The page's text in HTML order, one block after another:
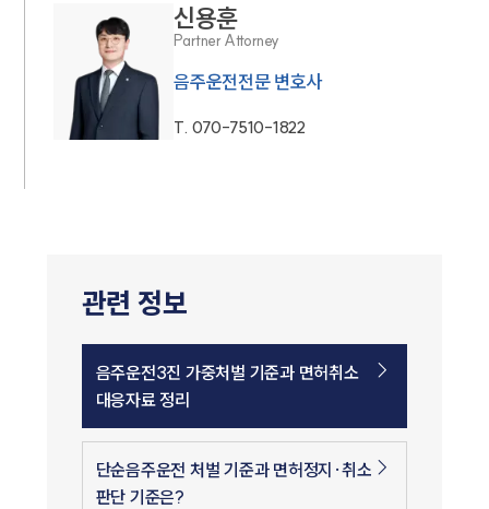
신용훈
Partner Attorney
음주운전전문 변호사
T. 070-7510-1822
관련 정보
음주운전3진 가중처벌 기준과 면허취소
대응자료 정리
단순음주운전 처벌 기준과 면허정지·취소
판단 기준은?